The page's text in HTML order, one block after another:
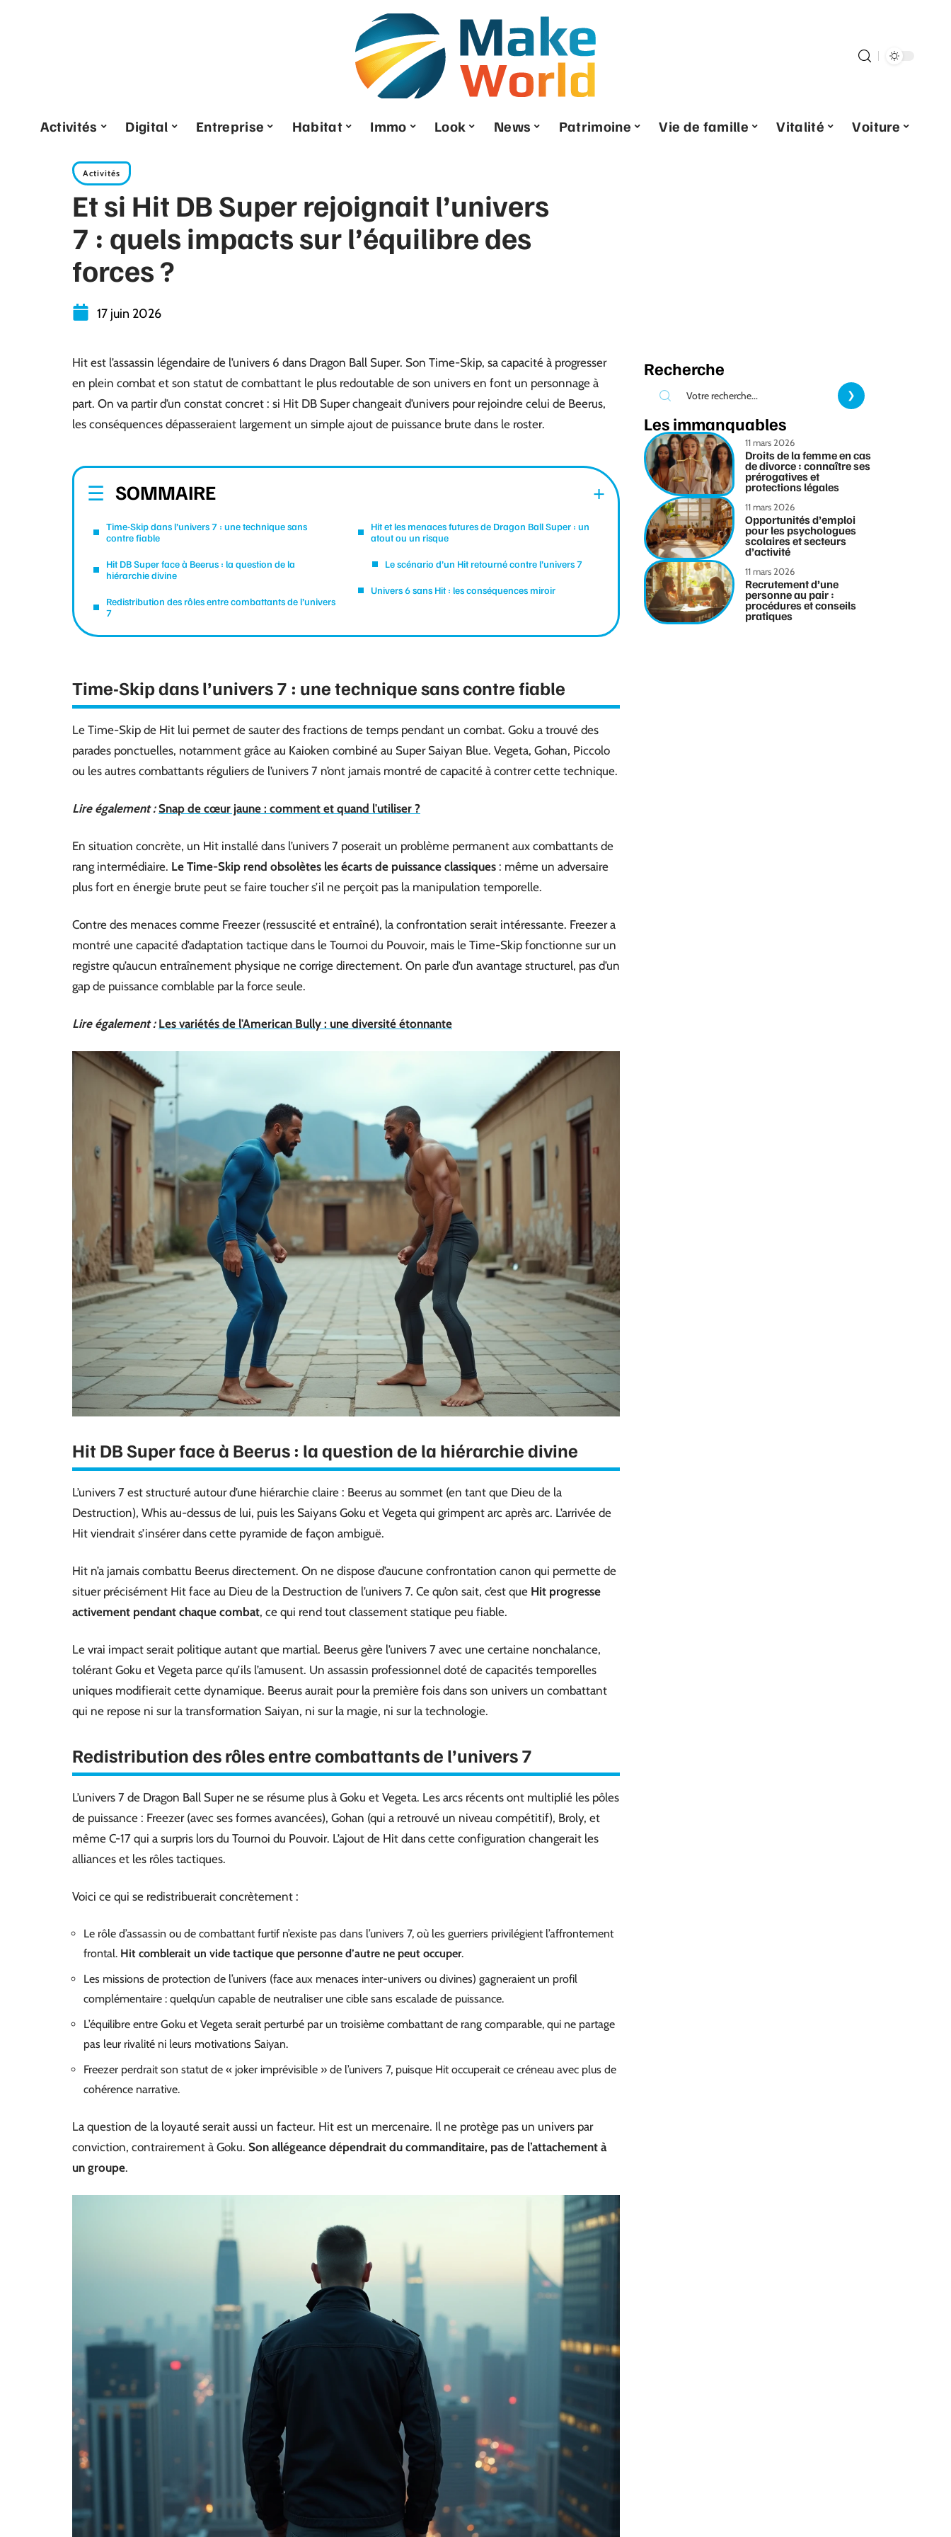
Activités Digital Entreprise Habitat Immo Look News Patrimoine Vie de famille Vitalité Voiture
Activités
Et si Hit DB Super rejoignait l’univers
7 : quels impacts sur l’équilibre des
forces ?
17 juin 2026
Hit est l’assassin légendaire de l’univers 6 dans Dragon Ball Super. Son Time-Skip, sa capacité à progresser
en plein combat et son statut de combattant le plus redoutable de son univers en font un personnage à
part. On va partir d’un constat concret : si Hit DB Super changeait d’univers pour rejoindre celui de Beerus,
les conséquences dépasseraient largement un simple ajout de puissance brute dans le roster.
SOMMAIRE
Time-Skip dans l’univers 7 : une technique sans
contre fiable
Hit DB Super face à Beerus : la question de la
hiérarchie divine
Redistribution des rôles entre combattants de l’univers
7
Hit et les menaces futures de Dragon Ball Super : un
atout ou un risque
Le scénario d’un Hit retourné contre l’univers 7
Univers 6 sans Hit : les conséquences miroir
Time-Skip dans l’univers 7 : une technique sans contre fiable
Le Time-Skip de Hit lui permet de sauter des fractions de temps pendant un combat. Goku a trouvé des
parades ponctuelles, notamment grâce au Kaioken combiné au Super Saiyan Blue. Vegeta, Gohan, Piccolo
ou les autres combattants réguliers de l’univers 7 n’ont jamais montré de capacité à contrer cette technique.
Lire également : Snap de cœur jaune : comment et quand l'utiliser ?
En situation concrète, un Hit installé dans l’univers 7 poserait un problème permanent aux combattants de
rang intermédiaire. Le Time-Skip rend obsolètes les écarts de puissance classiques : même un adversaire
plus fort en énergie brute peut se faire toucher s’il ne perçoit pas la manipulation temporelle.
Contre des menaces comme Freezer (ressuscité et entraîné), la confrontation serait intéressante. Freezer a
montré une capacité d’adaptation tactique dans le Tournoi du Pouvoir, mais le Time-Skip fonctionne sur un
registre qu’aucun entraînement physique ne corrige directement. On parle d’un avantage structurel, pas d’un
gap de puissance comblable par la force seule.
Lire également : Les variétés de l'American Bully : une diversité étonnante
Hit DB Super face à Beerus : la question de la hiérarchie divine
L’univers 7 est structuré autour d’une hiérarchie claire : Beerus au sommet (en tant que Dieu de la
Destruction), Whis au-dessus de lui, puis les Saiyans Goku et Vegeta qui grimpent arc après arc. L’arrivée de
Hit viendrait s’insérer dans cette pyramide de façon ambiguë.
Hit n’a jamais combattu Beerus directement. On ne dispose d’aucune confrontation canon qui permette de
situer précisément Hit face au Dieu de la Destruction de l’univers 7. Ce qu’on sait, c’est que Hit progresse
activement pendant chaque combat, ce qui rend tout classement statique peu fiable.
Le vrai impact serait politique autant que martial. Beerus gère l’univers 7 avec une certaine nonchalance,
tolérant Goku et Vegeta parce qu’ils l’amusent. Un assassin professionnel doté de capacités temporelles
uniques modifierait cette dynamique. Beerus aurait pour la première fois dans son univers un combattant
qui ne repose ni sur la transformation Saiyan, ni sur la magie, ni sur la technologie.
Redistribution des rôles entre combattants de l’univers 7
L’univers 7 de Dragon Ball Super ne se résume plus à Goku et Vegeta. Les arcs récents ont multiplié les pôles
de puissance : Freezer (avec ses formes avancées), Gohan (qui a retrouvé un niveau compétitif), Broly, et
même C-17 qui a surpris lors du Tournoi du Pouvoir. L’ajout de Hit dans cette configuration changerait les
alliances et les rôles tactiques.
Voici ce qui se redistribuerait concrètement :
Le rôle d’assassin ou de combattant furtif n’existe pas dans l’univers 7, où les guerriers privilégient l’affrontement
frontal. Hit comblerait un vide tactique que personne d’autre ne peut occuper.
Les missions de protection de l’univers (face aux menaces inter-univers ou divines) gagneraient un profil
complémentaire : quelqu’un capable de neutraliser une cible sans escalade de puissance.
L’équilibre entre Goku et Vegeta serait perturbé par un troisième combattant de rang comparable, qui ne partage
pas leur rivalité ni leurs motivations Saiyan.
Freezer perdrait son statut de « joker imprévisible » de l’univers 7, puisque Hit occuperait ce créneau avec plus de
cohérence narrative.
La question de la loyauté serait aussi un facteur. Hit est un mercenaire. Il ne protège pas un univers par
conviction, contrairement à Goku. Son allégeance dépendrait du commanditaire, pas de l’attachement à
un groupe.
Recherche
Les immanquables
11 mars 2026
Droits de la femme en cas
de divorce : connaître ses
prérogatives et
protections légales
11 mars 2026
Opportunités d’emploi
pour les psychologues
scolaires et secteurs
d’activité
11 mars 2026
Recrutement d’une
personne au pair :
procédures et conseils
pratiques